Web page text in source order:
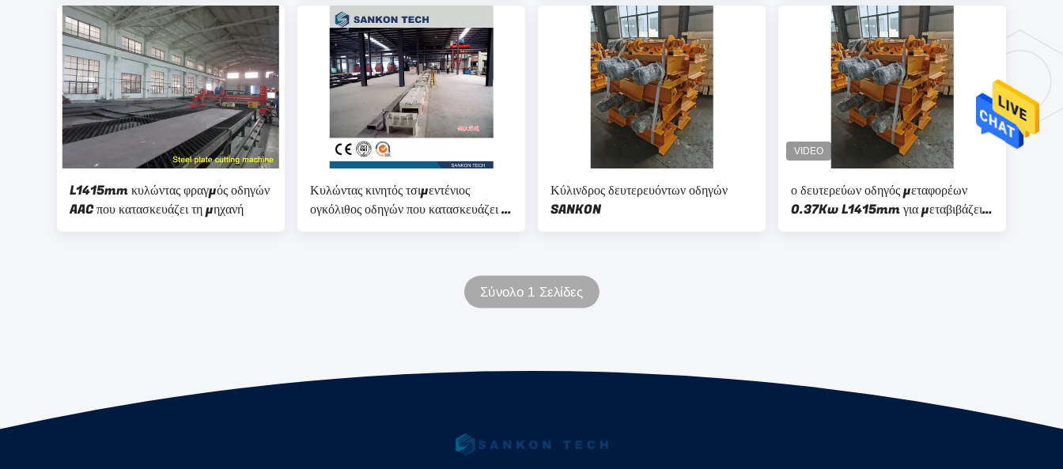
L1415mm κυλώντας φραγμός οδηγών
AAC που κατασκευάζει τη μηχανή
Κυλώντας κινητός τσιμεντένιος
ογκόλιθος οδηγών που κατασκευάζει το
μάρμαρο μηχανή-υψηλός-τεχνολογία
Κύλινδρος δευτερευόντων οδηγών
SANKON
ο δευτερεύων οδηγός μεταφορέων
0.37Kw L1415mm για μεταβιβάζει
τη γραμμή
Σύνολο 1 Σελίδες